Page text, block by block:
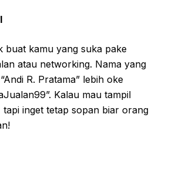
buat kamu yang suka pake
atau networking. Nama yang
R. Pratama” lebih oke
Kalau mau tampil
tapi inget tetap sopan biar orang